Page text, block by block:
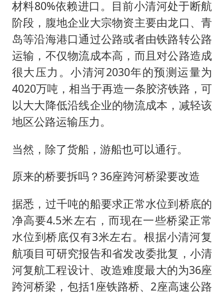
材料80%依赖进口。目前小清河处于断航
阶段，腹地企业大宗物资主要由龙口、青
岛等沿海港口通过公路或者由铁路转公路
运输，不仅物流成本高，而且对公路造成
很大压力。小清河2030年的预测运量为
4020万吨，相当于再造一条胶济铁路，可
以大大降低沿线企业的物流成本，减轻该
地区公路运输压力。
当然，除了货船，游船也可以通行。
原来的桥要拆吗？36座跨河桥梁要改造
据悉，过千吨的船要求正常水位到桥底的
净高要4.5米左右，而现在一些桥梁正常
水位到桥底仅有3米左右。根据小清河复
航项目可研究报告和省发改委批复，小清
河复航工程设计、改造难度最大的为36座
跨河桥梁，包括1座铁路桥、2座高速公路